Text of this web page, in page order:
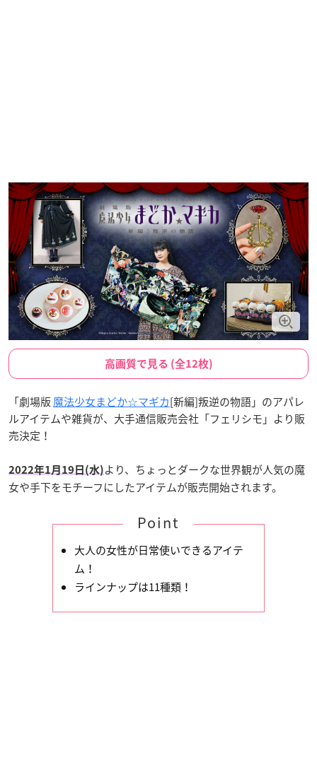
高画質で見る (全12枚)
「劇場版 魔法少女まどか☆マギカ[新編]叛逆の物語」のアパレ
ルアイテムや雑貨が、大手通信販売会社「フェリシモ」より販
売決定！
2022年1月19日(水) より、ちょっとダークな世界観が人気の魔
女や手下をモチーフにしたアイテムが販売開始されます。
Point
大人の女性が日常使いできるアイテ
ム！
ラインナップは11種類！